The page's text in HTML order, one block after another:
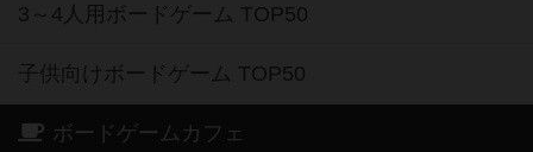
3～4人用ボードゲーム TOP50
子供向けボードゲーム TOP50
ボードゲームカフェ